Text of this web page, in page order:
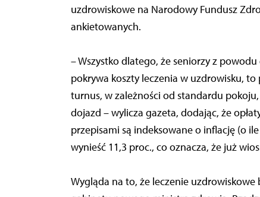
uzdrowiskowe na Narodowy Fundusz
ankietowanych.
– Wszystko dlatego, że seniorzy z
pokrywa koszty leczenia w uzdrowisku,
turnus, w zależności od standardu
dojazd – wylicza gazeta, dodając, że
przepisami są indeksowane o inflację (o
wynieść 11,3 proc., co oznacza, że już
Wygląda na to, że leczenie